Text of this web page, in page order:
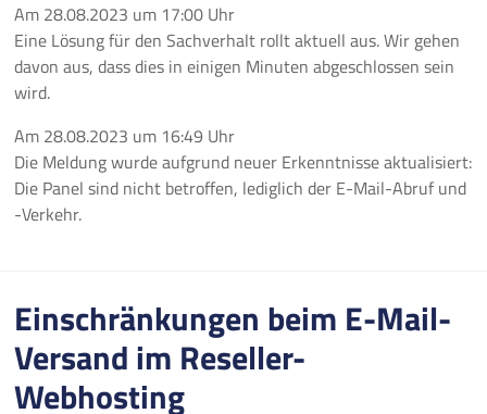
Am 28.08.2023 um 17:00 Uhr
Eine Lösung für den Sachverhalt rollt aktuell aus. Wir gehen
davon aus, dass dies in einigen Minuten abgeschlossen sein
wird.
Am 28.08.2023 um 16:49 Uhr
Die Meldung wurde aufgrund neuer Erkenntnisse aktualisiert:
Die Panel sind nicht betroffen, lediglich der E-Mail-Abruf und
-Verkehr.
Einschränkungen beim E-Mail-
Versand im Reseller-
Webhosting